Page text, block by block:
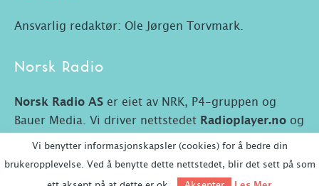
Ansvarlig redaktør: Ole Jørgen Torvmark.
Norsk Radio
Norsk Radio AS er eiet av NRK, P4-gruppen og
Bauer Media. Vi driver nettstedet Radioplayer.no og
Vi benytter informasjonskapsler (cookies) for å bedre din
brukeropplevelse. Ved å benytte dette nettstedet, blir det sett på som